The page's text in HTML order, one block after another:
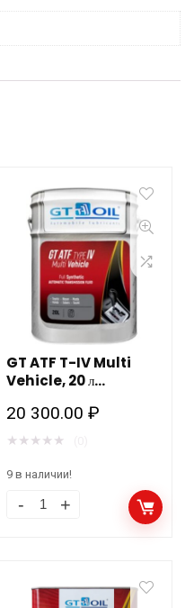
GT ATF T-IV Multi
Vehicle, 20 л
жидкость
20 300.00₽
★ ★ ★ ★ ★
9 в наличии!